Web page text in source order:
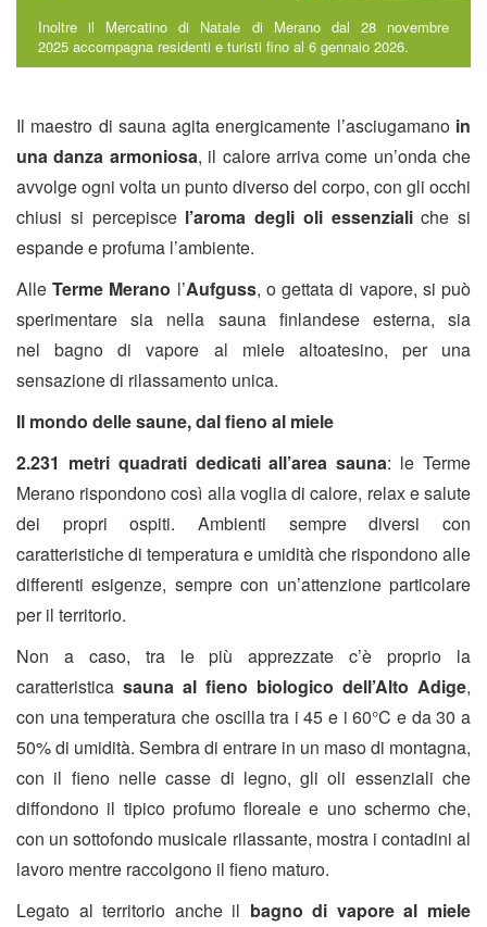
Inoltre il Mercatino di Natale di Merano dal 28 novembre
2025 accompagna residenti e turisti fino al 6 gennaio 2026.
Il maestro di sauna agita energicamente l’asciugamano in
una danza armoniosa, il calore arriva come un’onda che
avvolge ogni volta un punto diverso del corpo, con gli occhi
chiusi si percepisce l’aroma degli oli essenzialiche si
espande e profuma l’ambiente.
AlleTerme Merano l’Aufguss, o gettata di vapore, si può
sperimentare sia nella sauna finlandese esterna, sia
nel bagno di vapore al miele altoatesino, per una
sensazione di rilassamento unica.
Il mondo delle saune, dal fieno al miele
2.231 metri quadrati dedicati all’area sauna: le Terme
Merano rispondono così alla voglia di calore, relax e salute
dei propri ospiti. Ambienti sempre diversi con
caratteristiche di temperatura e umidità che rispondono alle
differenti esigenze, sempre con un’attenzione particolare
per il territorio.
Non a caso, tra le più apprezzate c’è proprio la
caratteristica sauna al fieno biologico dell’Alto Adige,
con una temperatura che oscilla tra i 45 e i 60°C e da 30 a
50% di umidità. Sembra di entrare in un maso di montagna,
con il fieno nelle casse di legno, gli oli essenziali che
diffondono il tipico profumo floreale e uno schermo che,
con un sottofondo musicale rilassante, mostra i contadini al
lavoro mentre raccolgono il fieno maturo.
Legato al territorio anche il bagno di vapore al miele